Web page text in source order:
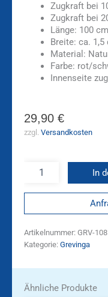
Zugkraft bei
Zugkraft bei
Länge: 100 cm
Breite: ca. 1,5
Material:
Farbe: rot/
Innenseite
29,90 €
zzgl. Versandkosten
In
Artikelnummer: GRV-
Kategorie: Grevinga
Ähnliche Produkte